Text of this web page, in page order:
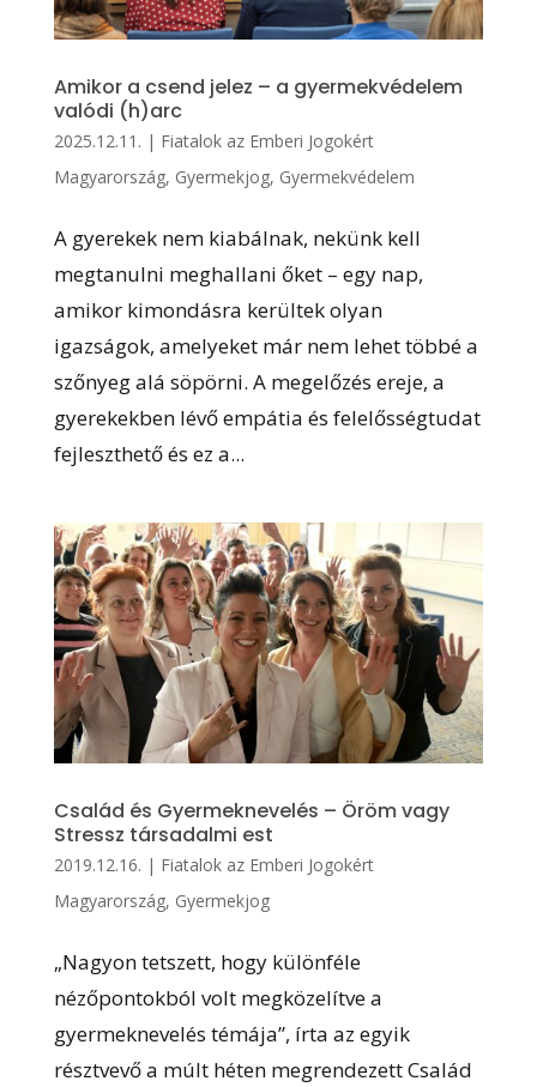
Amikor a csend jelez – a gyermekvédelem
valódi (h)arc
2025.12.11. | Fiatalok az Emberi Jogokért
Magyarország, Gyermekjog, Gyermekvédelem
A gyerekek nem kiabálnak, nekünk kell
megtanulni meghallani őket – egy nap,
amikor kimondásra kerültek olyan
igazságok, amelyeket már nem lehet többé a
szőnyeg alá söpörni. A megelőzés ereje, a
gyerekekben lévő empátia és felelősségtudat
fejleszthető és ez a...
Család és Gyermeknevelés – Öröm vagy
Stressz társadalmi est
2019.12.16. | Fiatalok az Emberi Jogokért
Magyarország, Gyermekjog
„Nagyon tetszett, hogy különféle
nézőpontokból volt megközelítve a
gyermeknevelés témája”, írta az egyik
résztvevő a múlt héten megrendezett Család